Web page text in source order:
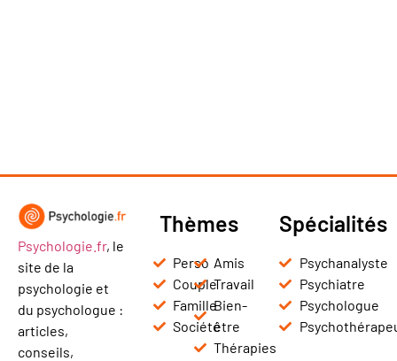
Psychologie.fr, le
site de la
psychologie et
du psychologue :
articles,
conseils,
Thèmes
Perso
Couple
Famille
Société
Amis
Travail
Bien-
être
Thérapies
Spécialités
Psychanalyste
Psychiatre
Psychologue